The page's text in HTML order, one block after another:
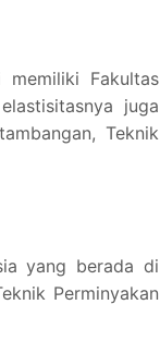
memiliki Fakultas
juga
Teknik
yang berada di
Perminyakan